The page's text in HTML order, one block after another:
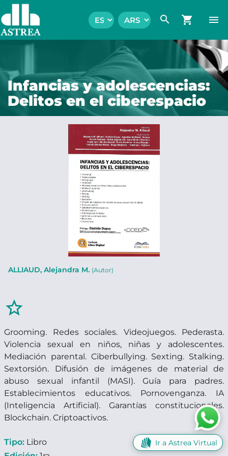
search shopping_cart menu
Infancias y adolescencias:
Delitos en el ciberespacio
ALLIAUD, Alejandra M. (Autor)
star_border
Grooming. Redes sociales. Videojuegos. Pederasta.
Violencia sexual en niños, niñas y adolescentes.
Mediación parental. Ciberbullying. Sexting. Stalking.
Sextorsión. Difusión de imágenes de material de
abuso sexual infantil (MASI). Guía para padres.
Establecimientos educativos. Pornovenganza. IA
(Inteligencia Artificial). Garantías constitucionales.
Blockchain. Criptoactivos.
Tipo: Libro
Ir a Astrea Virtual